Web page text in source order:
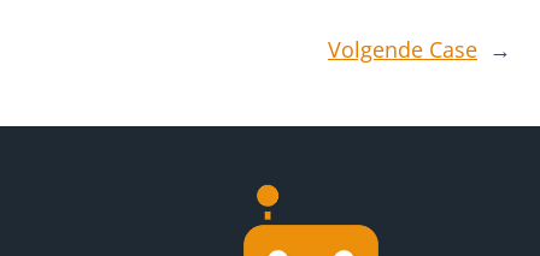
Volgende Case →